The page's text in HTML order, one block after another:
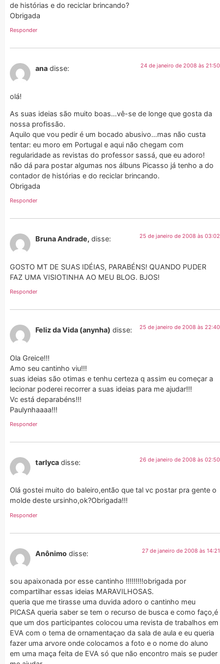
de histórias e do reciclar brincando?
Obrigada
Responder
ana disse: 24 de janeiro de 2008 às 21:50
olá!
As suas ideias são muito boas…vê-se de longe que gosta da
nossa profissão.
Aquilo que vou pedir é um bocado abusivo…mas não custa
tentar: eu moro em Portugal e aqui não chegam com
regularidade as revistas do professor sassá, que eu adoro!
não dá para postar algumas nos álbuns Picasso já tenho a do
contador de histórias e do reciclar brincando.
Obrigada
Responder
Bruna Andrade, disse: 25 de janeiro de 2008 às 03:02
GOSTO MT DE SUAS IDÉIAS, PARABÉNS! QUANDO PUDER
FAZ UMA VISIOTINHA AO MEU BLOG. BJOS!
Responder
Feliz da Vida (anynha) disse: 25 de janeiro de 2008 às 22:40
Ola Greice!!!
Amo seu cantinho viu!!!
suas ideias são otimas e tenhu certeza q assim eu começar a
lecionar poderei recorrer a suas ideias para me ajudar!!!
Vc está deparabéns!!!
Paulynhaaaa!!!
Responder
tarlyca disse: 26 de janeiro de 2008 às 02:50
Olá gostei muito do baleiro,então que tal vc postar pra gente o
molde deste ursinho,ok?Obrigada!!!
Responder
Anônimo disse: 27 de janeiro de 2008 às 14:21
sou apaixonada por esse cantinho !!!!!!!!!obrigada por
compartilhar essas ideias MARAVILHOSAS.
queria que me tirasse uma duvida adoro o cantinho meu
PICASA queria saber se tem o recurso de busca e como faço,é
que um dos participantes colocou uma revista de trabalhos em
EVA com o tema de ornamentaçao da sala de aula e eu queria
fazer uma arvore onde colocamos a foto e o nome do aluno
em uma maça feita de EVA só que não encontro mais se puder